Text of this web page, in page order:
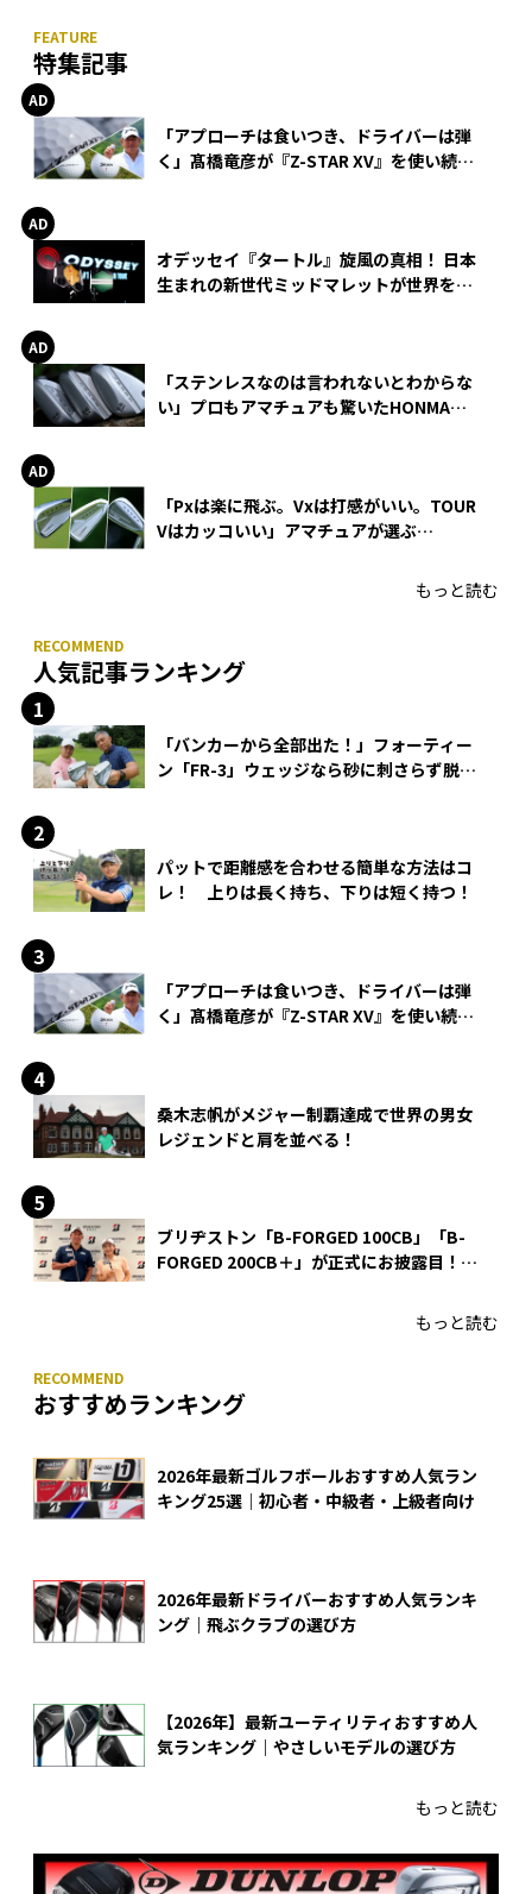
特集記事
「アプローチは食いつき、ドライバーは弾
く」髙橋竜彦が『Z-STAR XV』を使い続け
オデッセイ『タートル』旋風の真相！ 日本
生まれの新世代ミッドマレットが世界を席
「ステンレスなのは言われないとわからな
い」プロもアマチュアも驚いたHONMA
「Pxは楽に飛ぶ。Vxは打感がいい。TOUR
Vはカッコいい」アマチュアが選ぶ
もっと読む
人気記事ランキング
「バンカーから全部出た！」フォーティー
ン「FR-3」ウェッジなら砂に刺さらず脱出
パットで距離感を合わせる簡単な方法はコ
レ！ 上りは長く持ち、下りは短く持つ！
「アプローチは食いつき、ドライバーは弾
く」髙橋竜彦が『Z-STAR XV』を使い続け
桑木志帆がメジャー制覇達成で世界の男女
レジェンドと肩を並べる！
ブリヂストン「B-FORGED 100CB」「B-
FORGED 200CB＋」が正式にお披露目！
もっと読む
おすすめランキング
2026年最新ゴルフボールおすすめ人気ラン
キング25選｜初心者・中級者・上級者向け
2026年最新ドライバーおすすめ人気ランキ
ング｜飛ぶクラブの選び方
【2026年】最新ユーティリティおすすめ人
気ランキング｜やさしいモデルの選び方
もっと読む